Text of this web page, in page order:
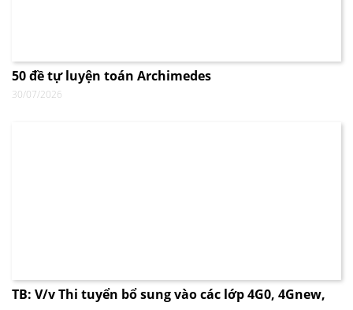
50 đề tự luyện toán Archimedes
30/07/2026
TB: V/v Thi tuyển bổ sung vào các lớp 4G0, 4Gnew,